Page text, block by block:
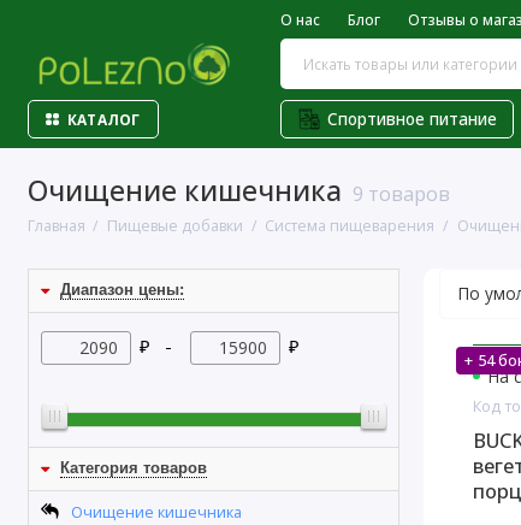
О нас Блог Отзывы о
КАТАЛОГ Спортивное питание
Очищение кишечника 9 товаров
Главная Пищевые добавки Система пищеварения
Диапазон цены:
₽ - ₽
Категория товаров
Очищение кишечника
+ 54
На
Код